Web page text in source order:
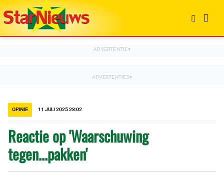
OPINIE 11 JULI 2025 23:02
Reactie op 'Waarschuwing
tegen...pakken'